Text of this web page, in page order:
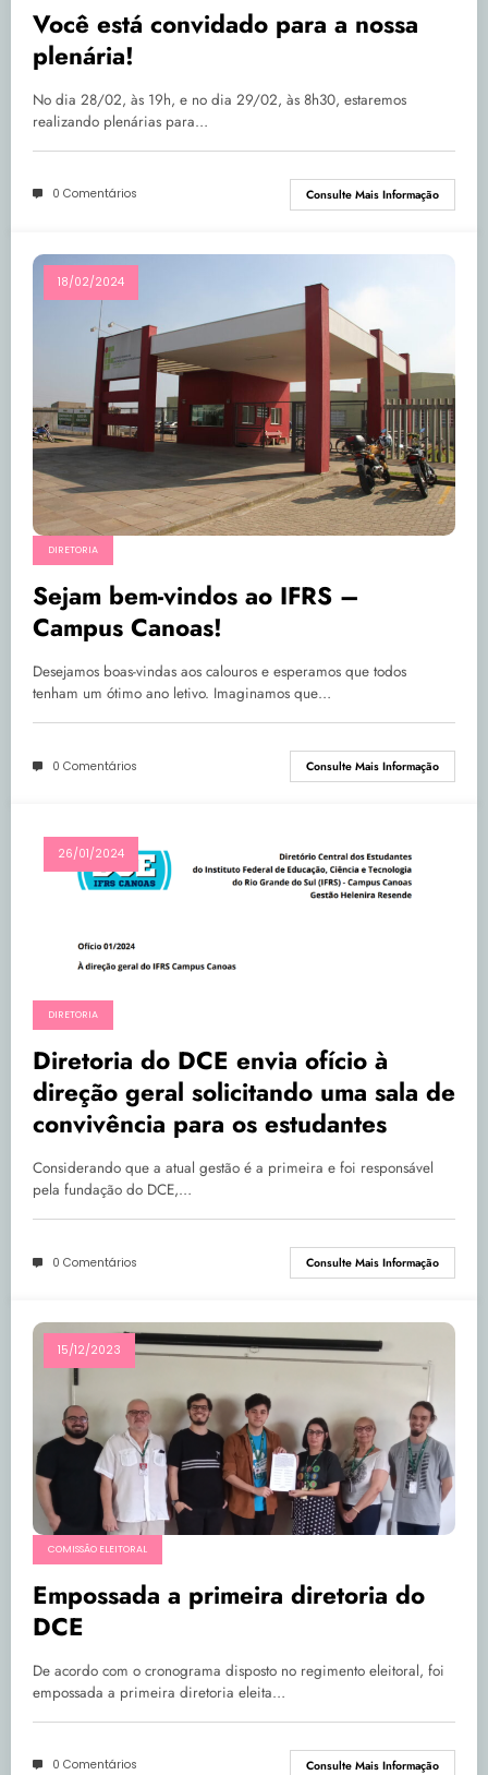
Você está convidado para a nossa
plenária!
No dia 28/02, às 19h, e no dia 29/02, às 8h30, estaremos
realizando plenárias para…
0 Comentários Consulte Mais Informação
18/02/2024
DIRETORIA
Sejam bem-vindos ao IFRS –
Campus Canoas!
Desejamos boas-vindas aos calouros e esperamos que todos
tenham um ótimo ano letivo. Imaginamos que…
0 Comentários Consulte Mais Informação
26/01/2024
DIRETORIA
Diretoria do DCE envia ofício à
direção geral solicitando uma sala de
convivência para os estudantes
Considerando que a atual gestão é a primeira e foi responsável
pela fundação do DCE,…
0 Comentários Consulte Mais Informação
15/12/2023
COMISSÃO ELEITORAL
Empossada a primeira diretoria do
DCE
De acordo com o cronograma disposto no regimento eleitoral, foi
empossada a primeira diretoria eleita…
0 Comentários Consulte Mais Informação